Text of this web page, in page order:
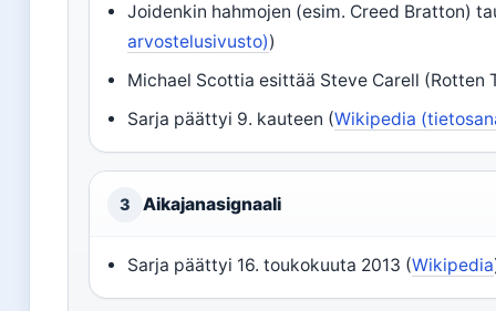
Joidenkin hahmojen (esim. Creed Bratton)
arvostelusivusto))
Michael Scottia esittää Steve Carell
Sarja päättyi 9. kauteen (Wikipedia
3 Aikajanasignaali
Sarja päättyi 16. toukokuuta 2013 (Wikipedia